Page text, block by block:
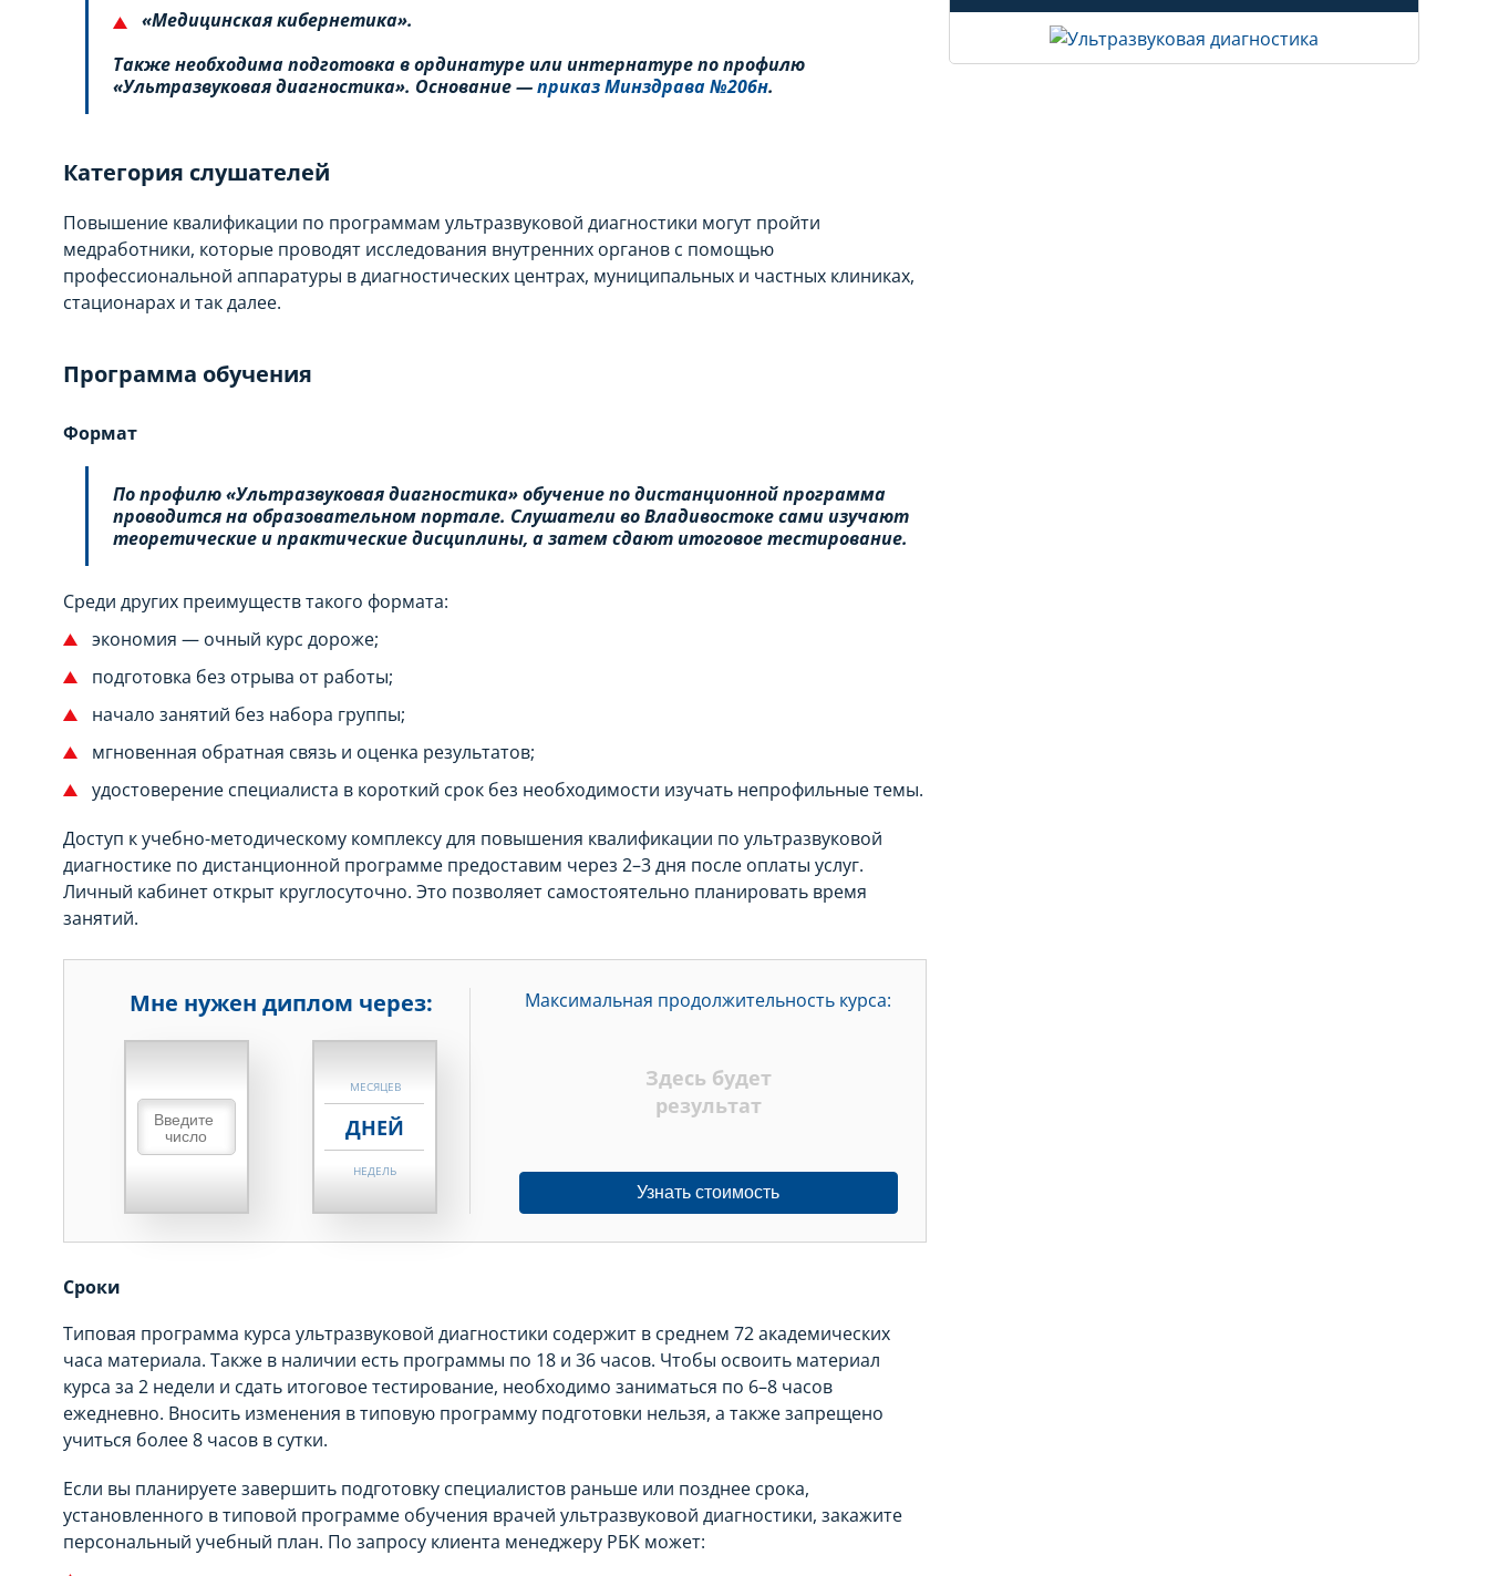
«Медицинская кибернетика».
Также необходима подготовка в ординатуре или интернатуре по профилю
«Ультразвуковая диагностика». Основание —приказ Минздрава №206н.
Категория слушателей
Повышение квалификации по программам ультразвуковой диагностики могут пройти
медработники, которые проводят исследования внутренних органов с помощью
профессиональной аппаратуры в диагностических центрах, муниципальных и частных клиниках,
стационарах и так далее.
Программа обучения
Формат
По профилю «Ультразвуковая диагностика» обучение по дистанционной программа
проводится на образовательном портале. Слушатели во Владивостоке сами изучают
теоретические и практические дисциплины, а затем сдают итоговое тестирование.
Среди других преимуществ такого формата:
экономия — очный курс дороже;
подготовка без отрыва от работы;
начало занятий без набора группы;
мгновенная обратная связь и оценка результатов;
удостоверение специалиста в короткий срок без необходимости изучать непрофильные темы.
Доступ к учебно-методическому комплексу для повышения квалификации по ультразвуковой
диагностике по дистанционной программе предоставим через 2–3 дня после оплаты услуг.
Личный кабинет открыт круглосуточно. Это позволяет самостоятельно планировать время
занятий.
Мне нужен диплом через:
НЕДЕЛЬ
МЕСЯЦЕВ
ДНЕЙ
НЕДЕЛЬ
МЕСЯЦЕВ
МЕСЯЦЕВ
Максимальная продолжительность курса:
Здесь будет
результат
Узнать стоимость
Сроки
Типовая программа курса ультразвуковой диагностики содержит в среднем 72 академических
часа материала. Также в наличии есть программы по 18 и 36 часов. Чтобы освоить материал
курса за 2 недели и сдать итоговое тестирование, необходимо заниматься по 6–8 часов
ежедневно. Вносить изменения в типовую программу подготовки нельзя, а также запрещено
учиться более 8 часов в сутки.
Если вы планируете завершить подготовку специалистов раньше или позднее срока,
установленного в типовой программе обучения врачей ультразвуковой диагностики, закажите
персональный учебный план. По запросу клиента менеджеру РБК может: